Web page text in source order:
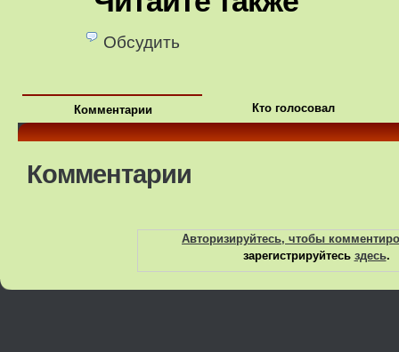
Обсудить
Комментарии Кто голосовал
Комментарии
Авторизируйтесь, чтобы
зарегистрируйтесь здесь.